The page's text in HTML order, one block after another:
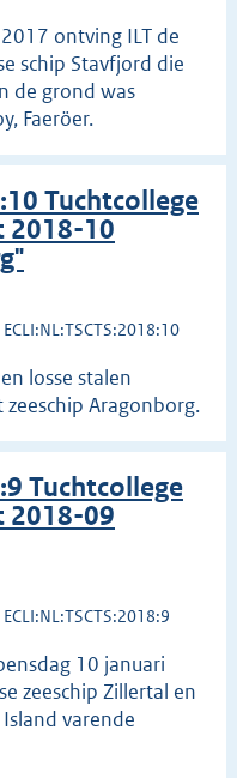
ontving ILT de
schip Stavfjord die
de grond was
Faeröer.
Tuchtcollege
2018-10
ECLI:NL:TSCTS:2018:10
losse stalen
Aragonborg.
Tuchtcollege
2018-09
ECLI:NL:TSCTS:2018:9
10 januari
zeeschip Zillertal en
varende